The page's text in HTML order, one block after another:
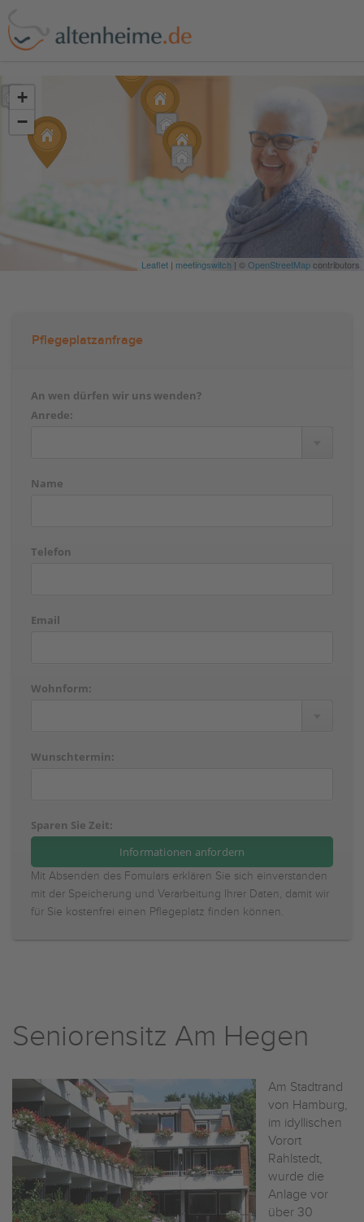
+
−
Leaflet | meetingswitch | ©OpenStreetMapcontributors
Pflegeplatzanfrage
An wen dürfen wir uns wenden?
Anrede:
Name
Telefon
Email
Wohnform:
Wunschtermin:
Sparen Sie Zeit:
Mit Absenden des Fomulars erklären Sie sich einverstanden
mit der Speicherung und Verarbeitung Ihrer Daten, damit wir
für Sie kostenfrei einen Pflegeplatz finden können.
Seniorensitz Am Hegen
Am Stadtrand
von Hamburg,
im idyllischen
Vorort
Rahlstedt,
wurde die
Anlage vor
über 30